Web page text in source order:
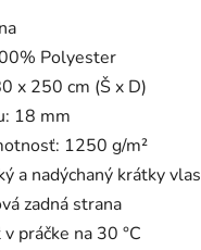
Polyester
x 250 cm (Š x D)
18 mm
1250 g/m²
a nadýchaný krátky vlas
zadná strana
práčke na 30 °C